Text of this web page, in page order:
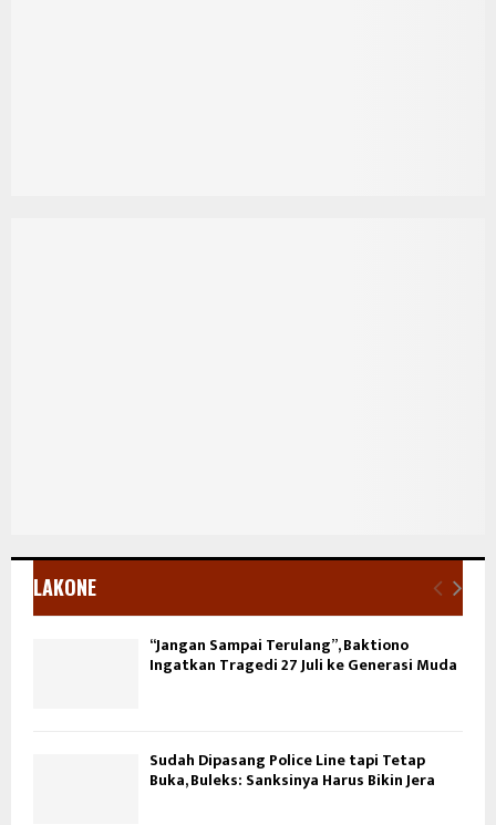
LAKONE
“Jangan Sampai Terulang”, Baktiono
Ingatkan Tragedi 27 Juli ke Generasi Muda
Sudah Dipasang Police Line tapi Tetap
Buka, Buleks: Sanksinya Harus Bikin Jera